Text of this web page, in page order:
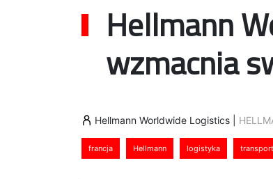
Hellmann
wzmacnia
Hellmann Worldwide Logistics
francja Hellmann logistyka transport